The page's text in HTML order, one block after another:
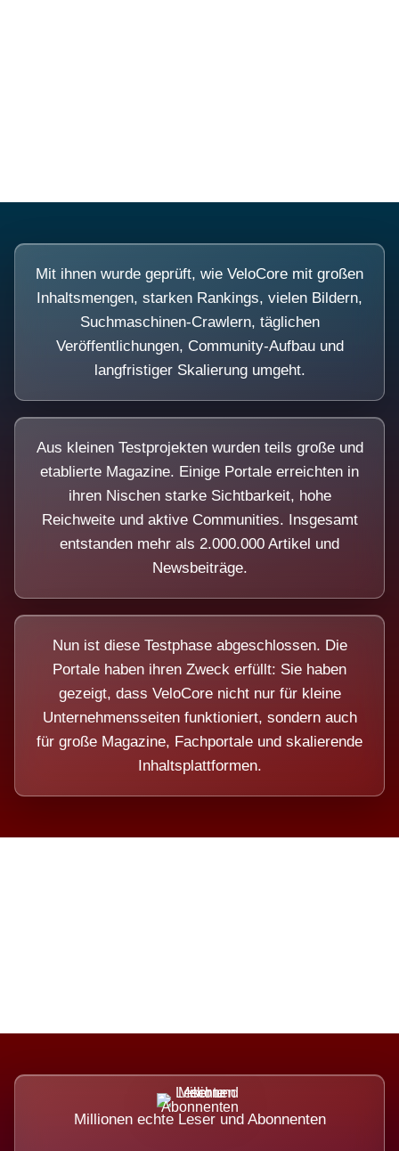
Mit ihnen wurde geprüft, wie VeloCore mit großen
Inhaltsmengen, starken Rankings, vielen Bildern,
Suchmaschinen-Crawlern, täglichen
Veröffentlichungen, Community-Aufbau und
langfristiger Skalierung umgeht.
Aus kleinen Testprojekten wurden teils große und
etablierte Magazine. Einige Portale erreichten in
ihren Nischen starke Sichtbarkeit, hohe
Reichweite und aktive Communities. Insgesamt
entstanden mehr als 2.000.000 Artikel und
Newsbeiträge.
Nun ist diese Testphase abgeschlossen. Die
Portale haben ihren Zweck erfüllt: Sie haben
gezeigt, dass VeloCore nicht nur für kleine
Unternehmensseiten funktioniert, sondern auch
für große Magazine, Fachportale und skalierende
Inhaltsplattformen.
Millionen echte Leser und Abonnenten